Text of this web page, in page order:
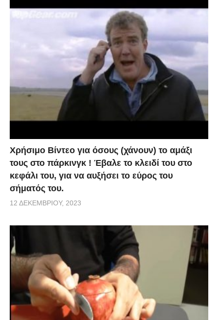
Χρήσιμο Βίντεο για όσους (χάνουν) το αμάξι
τους στο πάρκινγκ ! Έβαλε το κλειδί του στο
κεφάλι του, για να αυξήσει το εύρος του
σήματός του.
12 ΔΕΚΕΜΒΡΊΟΥ, 2023